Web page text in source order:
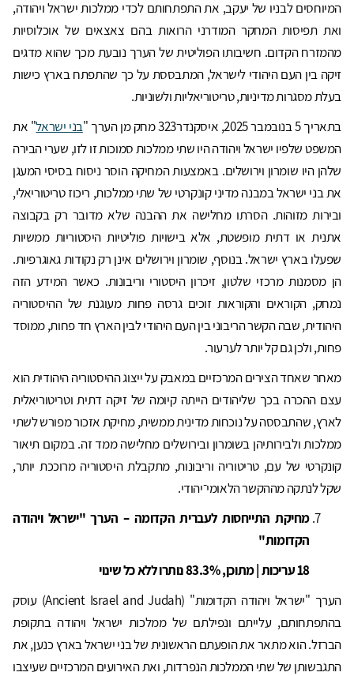
המיוחסים לבניו של יעקב, את התפתחותם לכדי ממלכות ישראל ויהודה,
ואת תפיסות המחקר המודרני הרואות בהם צאצאים של אוכלוסיות
מהמזרח הקדום. חשיבותו הפוליטית של הערך נובעת מכך שהוא מדגים
זיקה בין העם היהודי לישראל, המתבססת על כך שהתפתח בארץ כישות
בעלת מסגרות מדיניות, טריטוריאליות ולשוניות.
בתאריך 5 בנובמבר 2025, איסקנדר323 מחק מן הערך "
בני ישראל" את
המשפט שלפיו ישראל ויהודה היו שתי ממלכות סמוכות זו לזו, שערי הבירה
שלהן היו שומרון וירושלים. באמצעות המחיקה הוסר ניסוח בסיסי המעגן
את בני ישראל במבנה מדיני קונקרטי של שתי ממלכות, ריכוז טריטוריאלי,
ובירות מזוהות. הסרתו מחלישה את ההבנה שלא מדובר רק בקבוצה
אתנית או דתית מופשטת, אלא בישויות פוליטיות היסטוריות ממשיות
שפעלו בארץ ישראל. בנוסף, שומרון וירושלים אינן רק נקודות גאוגרפיות.
הן מסמנות מרכזי שלטון, זיכרון היסטורי וריבונות. כאשר המידע הזה
נמחק, הקוראים והקוראות זוכים גרסה פחות מעוגנת של ההיסטוריה
היהודית, שבה הקשר הריבוני בין העם היהודי לבין הארץ חד פחות, ממוסד
פחות, ולכן גם קל יותר לערעור.
מאחר שאחד הצירים המרכזיים במאבק על ייצוג ההיסטוריה היהודית הוא
עצם ההכרה בכך שליהודים הייתה קיומה של זיקה דתית וטריטוריאלית
לארץ, שהתבססה על נוכחות מדינית ממשית, מחיקת אזכור מפורש לשתי
ממלכות ולבירותיהן בשומרון ובירושלים מחלישה ממד זה. במקום תיאור
קונקרטי של עם, טריטוריה וריבונות, מתקבלת היסטוריה מרוככת יותר,
שקל לנתקה מההקשר הלאומי־יהודי.
מחיקת התייחסות לעברית הקדומה – הערך "ישראל ויהודה
הקדומות"
18 עריכות | מתוכן, 83.3% נותרו ללא כל שינוי
הערך "ישראל ויהודה הקדומות" (Ancient Israel and Judah) עוסק
בהתפתחותם, עלייתם ונפילתם של ממלכות ישראל ויהודה בתקופת
הברזל. הוא מתאר את הופעתם הראשונית של בני ישראל בארץ כנען, את
התגבשותן של שתי הממלכות הנפרדות, ואת האירועים המרכזיים שעיצבו